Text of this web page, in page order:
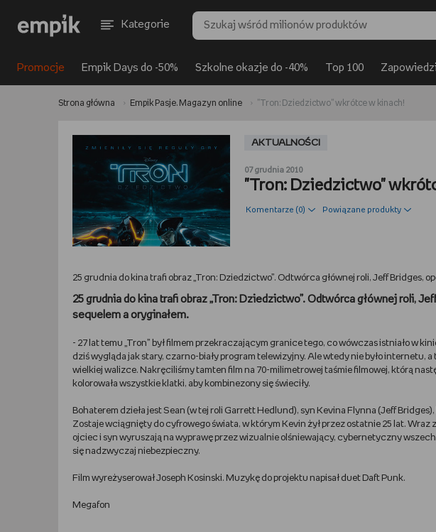
Kategorie
Promocje Empik Days do -50% Szkolne okazje do -40% Top 100 Zapowiedzi
Strona główna Empik Pasje. Magazyn online "Tron: Dziedzictwo" wkrótce w kinach!
AKTUALNOŚCI
07 grudnia 2010
"Tron: Dziedzictwo"
Komentarze (0) Powiązane produkty
25 grudnia do kina trafi obraz „Tron: Dziedzictwo”. Odtwórca głównej roli, Jeff Bridges,
25 grudnia do kina trafi obraz „Tron: Dziedzictwo”. Odtwórca głównej roli,
sequelem a oryginałem.
- 27 lat temu „Tron” był filmem przekraczającym granice tego, co wówczas istniało w
dziś wygląda jak stary, czarno-biały program telewizyjny. Ale wtedy nie było internetu,
wielkiej walizce. Nakręciliśmy tamten film na 70-milimetrowej taśmie filmowej, którą
kolorowała wszystkie klatki, aby kombinezony się świeciły.
Bohaterem dzieła jest Sean (w tej roli Garrett Hedlund), syn Kevina Flynna (Jeff
Zostaje wciągnięty do cyfrowego świata, w którym Kevin żył przez ostatnie 25 lat. Wraz
ojciec i syn wyruszają na wyprawę przez wizualnie olśniewający, cybernetyczny
się nadzwyczaj niebezpieczny.
Film wyreżyserował Joseph Kosinski. Muzykę do projektu napisał duet Daft Punk.
Megafon